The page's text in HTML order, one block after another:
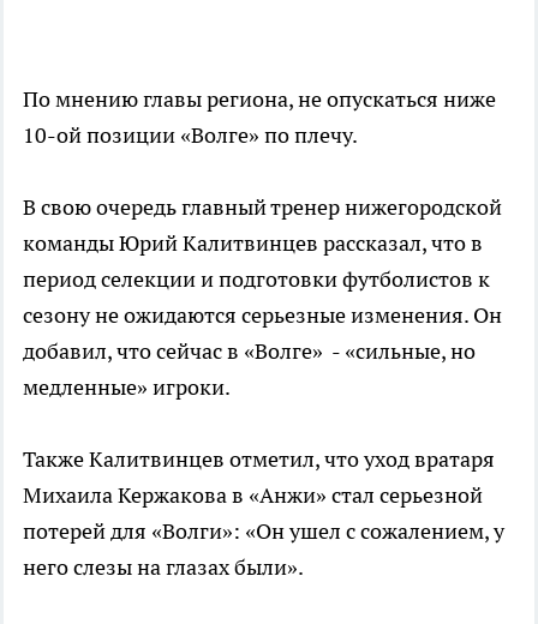
По мнению главы региона, не опускаться ниже
10-ой позиции «Волге» по плечу.
В свою очередь главный тренер нижегородской
команды Юрий Калитвинцев рассказал, что в
период селекции и подготовки футболистов к
сезону не ожидаются серьезные изменения. Он
добавил, что сейчас в «Волге» - «сильные, но
медленные» игроки.
Также Калитвинцев отметил, что уход вратаря
Михаила Кержакова в «Анжи» стал серьезной
потерей для «Волги»: «Он ушел с сожалением, у
него слезы на глазах были».